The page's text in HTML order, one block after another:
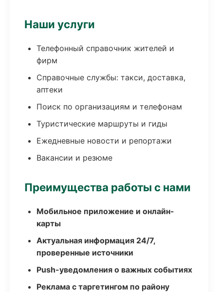
Наши услуги
Телефонный справочник жителей и
фирм
Справочные службы: такси, доставка,
аптеки
Поиск по организациям и телефонам
Туристические маршруты и гиды
Ежедневные новости и репортажи
Вакансии и резюме
Преимущества работы с нами
Мобильное приложение и онлайн-
карты
Актуальная информация 24/7,
проверенные источники
Push-уведомления о важных событиях
Реклама с таргетингом по району